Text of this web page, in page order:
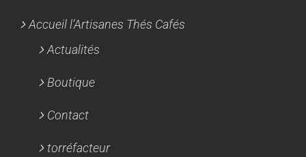
Accueil l’Artisanes Thés Cafés
Actualités
Boutique
Contact
torréfacteur